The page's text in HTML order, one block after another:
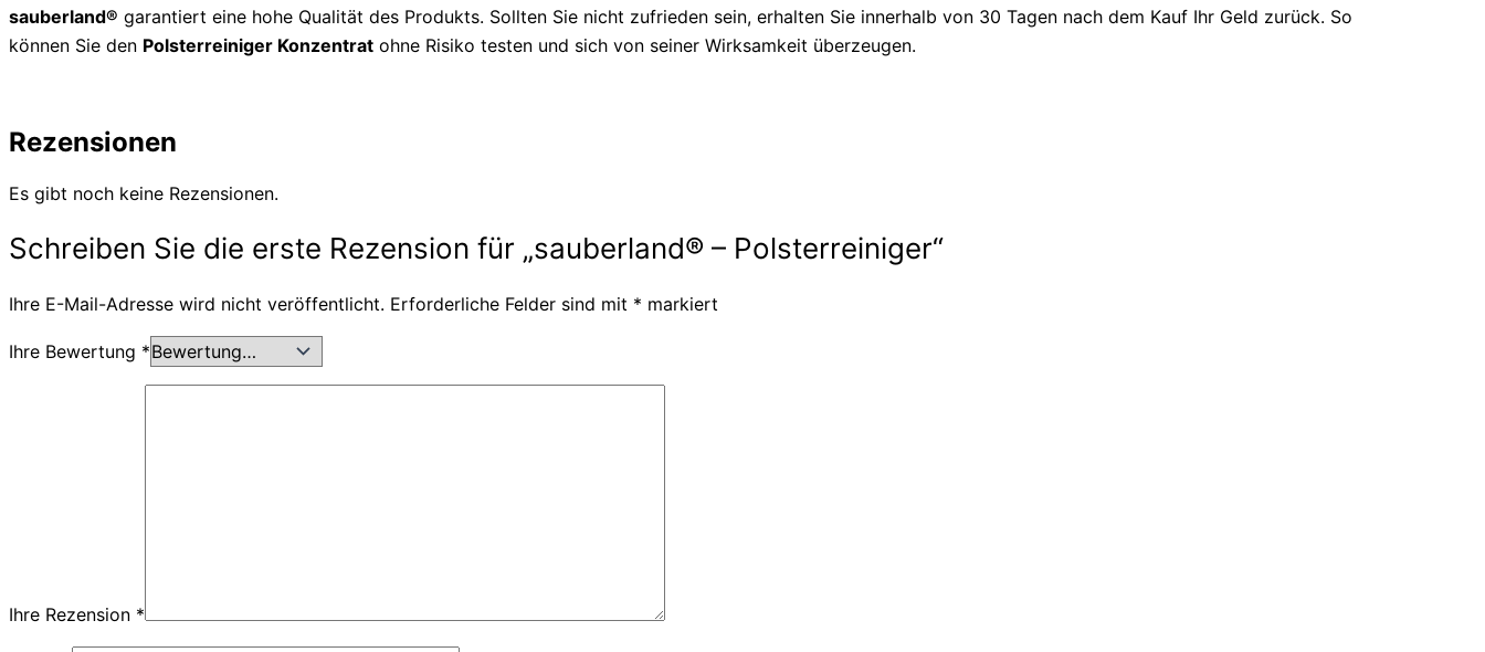
sauberland® garantiert eine hohe Qualität des Produkts. Sollten Sie nicht zufrieden sein, erhalten Sie innerhalb von 30 Tagen nach dem Kauf Ihr Geld zurück. So
können Sie den Polsterreiniger Konzentrat ohne Risiko testen und sich von seiner Wirksamkeit überzeugen.
Rezensionen
Es gibt noch keine Rezensionen.
Schreiben Sie die erste Rezension für „sauberland® – Polsterreiniger“
Ihre E-Mail-Adresse wird nicht veröffentlicht. Erforderliche Felder sind mit * markiert
Ihre Bewertung *
Ihre Rezension *